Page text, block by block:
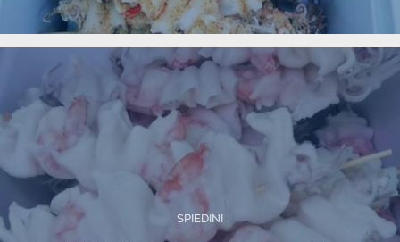
SPIEDINI